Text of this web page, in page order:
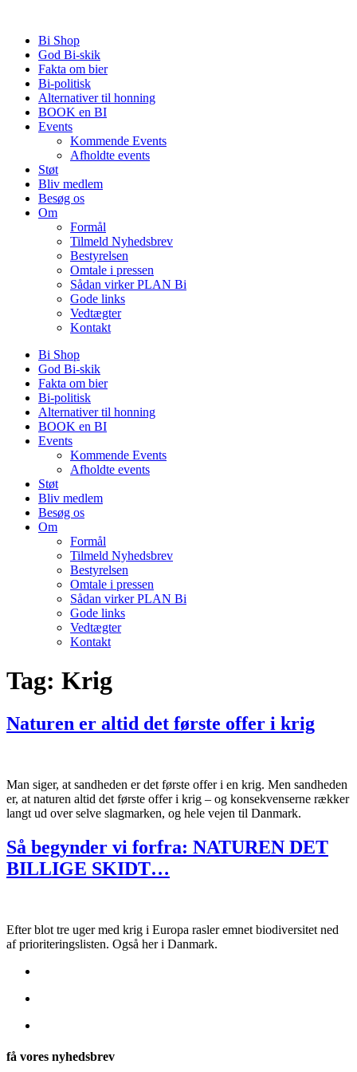
indholdBi Shop
God Bi-skik
Fakta om bier
Bi-politisk
Alternativer til honning
BOOK en BI
Events
Kommende Events
Afholdte events
Støt
Bliv medlem
Besøg os
Om
Formål
Tilmeld Nyhedsbrev
Bestyrelsen
Omtale i pressen
Sådan virker PLAN Bi
Gode links
Vedtægter
Kontakt
Bi Shop
God Bi-skik
Fakta om bier
Bi-politisk
Alternativer til honning
BOOK en BI
Events
Kommende Events
Afholdte events
Støt
Bliv medlem
Besøg os
Om
Formål
Tilmeld Nyhedsbrev
Bestyrelsen
Omtale i pressen
Sådan virker PLAN Bi
Gode links
Vedtægter
Kontakt
Tag: Krig
Naturen er altid det første offer i krig
Man siger, at sandheden er det første offer i en krig. Men sandheden
er, at naturen altid det første offer i krig – og konsekvenserne rækker
langt ud over selve slagmarken, og hele vejen til Danmark.
Så begynder vi forfra: NATUREN DET
BILLIGE SKIDT…
Efter blot tre uger med krig i Europa rasler emnet biodiversitet ned
af prioriteringslisten. Også her i Danmark.
få vores nyhedsbrev